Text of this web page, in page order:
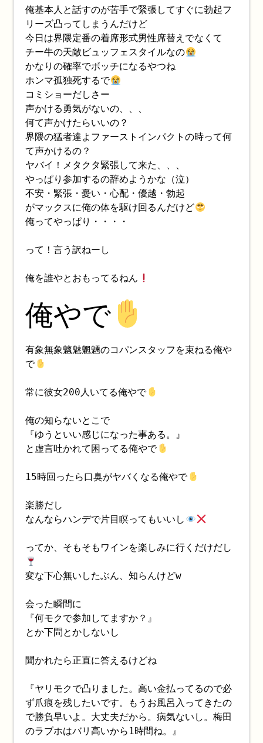
俺基本人と話すのが苦手で緊張してすぐに勃起フ
リーズ凸ってしまうんだけど
今日は界隈定番の着席形式男性席替えでなくて
チー牛の天敵ビュッフェスタイルなの
かなりの確率でボッチになるやつね
ホンマ孤独死するで
コミショーだしさー
声かける勇気がないの、、、
何て声かけたらいいの？
界隈の猛者達よファーストインパクトの時って何
て声かけるの？
ヤバイ！メタクタ緊張して来た、、、
やっぱり参加するの辞めようかな（泣）
不安・緊張・憂い・心配・優越・勃起
がマックスに俺の体を駆け回るんだけど
俺ってやっぱり・・・・
って！言う訳ねーし
俺を誰やとおもってるねん
俺やで
有象無象魑魅魍魎のコパンスタッフを束ねる俺や
で
常に彼女200人いてる俺やで
俺の知らないとこで
『ゆうといい感じになった事ある。』
と虚言吐かれて困ってる俺やで
15時回ったら口臭がヤバくなる俺やで
楽勝だし
なんならハンデで片目瞑ってもいいし
ってか、そもそもワインを楽しみに行くだけだし
変な下心無いしたぶん、知らんけどw
会った瞬間に
『何モクで参加してますか？』
とか下問とかしないし
聞かれたら正直に答えるけどね
『ヤリモクで凸りました。高い金払ってるので必
ず爪痕を残したいです。もうお風呂入ってきたの
で勝負早いよ。大丈夫だから。病気ないし。梅田
のラブホはバリ高いから1時間ね。』